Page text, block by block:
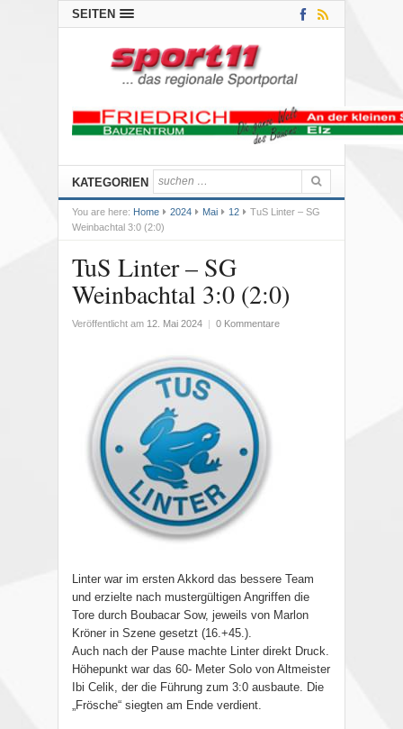
SEITEN
KATEGORIEN
You are here: Home 2024 Mai 12
TuS Linter – SG
Weinbachtal 3:0 (2:0)
TuS Linter – SG
Weinbachtal 3:0 (2:0)
Veröffentlicht am 12. Mai 2024 0 Kommentare
Linter war im ersten Akkord das bessere Team
und erzielte nach mustergültigen Angriffen die
Tore durch Boubacar Sow, jeweils von Marlon
Kröner in Szene gesetzt (16.+45.).
Auch nach der Pause machte Linter direkt Druck.
Höhepunkt war das 60- Meter Solo von Altmeister
Ibi Celik, der die Führung zum 3:0 ausbaute. Die
„Frösche“ siegten am Ende verdient.